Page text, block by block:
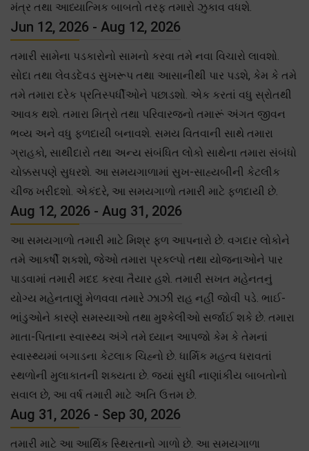
મંત્ર તથા આધ્યાત્મિક બાબતો તરફ તમારો ઝુકાવ વધશે.
Jun 12, 2026 - Aug 12, 2026
તમારી સામેના પડકારોનો સામનો કરવા તમે નવા વિચારો લાવશો.
સોદા તથા લેવડદેવડ સુખરૂપ તથા આસાનીથી પાર પડશે, કેમ કે તમે
તમે તમારા દરેક પ્રતિસ્પર્ધીઓને પછાડશો. એક કરતાં વધુ સ્રોતથી
આવક થશે. તમારા મિત્રો તથા પરિવારજનો તમારૂં અંગત જીવન
ભવ્ય અને વધુ ફળદાયી બનાવશે. સમય વિતવાની સાથે તમારા
ગ્રાહકો, સાથીદારો તથા અન્ય સંબંધિત લોકો સાથેના તમારા સંબંધો
ચોક્કસપણે સુધરશે. આ સમયગાળામાં સુખ-સાહ્યબીની કેટલીક
ચીજ ખરીદશો. એકંદરે, આ સમયગાળો તમારી માટે ફળદાયી છે.
Aug 12, 2026 - Aug 31, 2026
આ સમયગાળો તમારી માટે મિશ્ર ફળ આપનારો છે. વગદાર લોકોને
તમે આકર્ષી શકશો, જેઓ તમારા પ્રકલ્પો તથા યોજનાઓને પાર
પાડવામાં તમારી મદદ કરવા તૈયાર હશે. તમારી સખત મહેનતનું
યોગ્ય મહેનતાણું મેળવવા તમારે ઝાઝી રાહ નહીં જોવી પડે. ભાઈ-
ભાંડુઓને કારણે સમસ્યાઓ તથા મુશ્કેલીઓ સર્જાઈ શકે છે. તમારા
માતા-પિતાના સ્વાસ્થ્ય અંગે તમે ધ્યાન આપજો કેમ કે તેમનાં
સ્વાસ્થ્યમાં બગાડના કેટલાક ચિહ્નો છે. ધાર્મિક મહત્વ ધરાવતાં
સ્થળોની મુલાકાતની શક્યતા છે. જ્યાં સુધી નાણાંકીય બાબતોનો
સવાલ છે, આ વર્ષ તમારી માટે અતિ ઉત્તમ છે.
Aug 31, 2026 - Sep 30, 2026
તમારી માટે આ આર્થિક સ્થિરતાનો ગાળો છે. આ સમયગાળા